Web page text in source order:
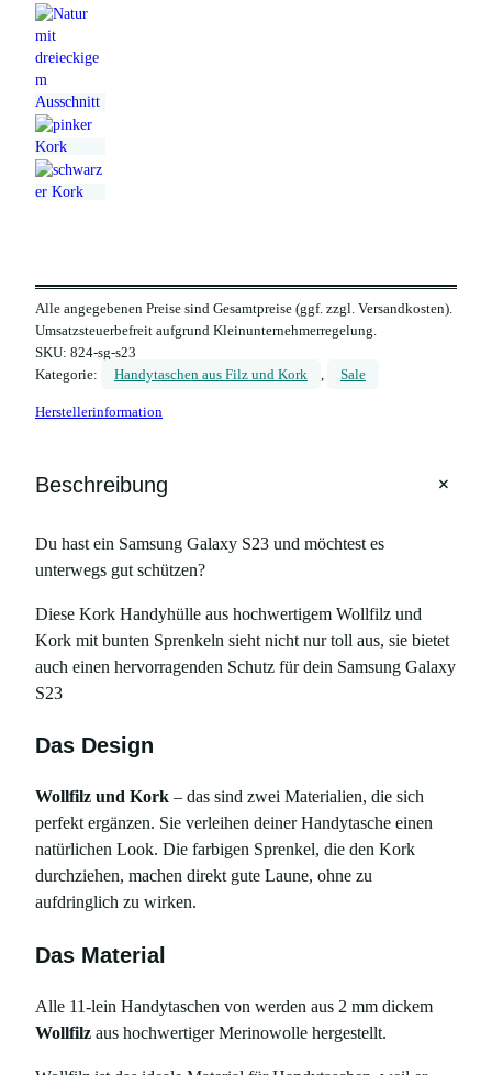
Alle angegebenen Preise sind Gesamtpreise (ggf. zzgl. Versandkosten).
Umsatzsteuerbefreit aufgrund Kleinunternehmerregelung.
SKU: 824-sg-s23
Kategorie:
Handytaschen aus Filz und Kork , Sale
Herstellerinformation
Beschreibung +
Du hast ein Samsung Galaxy S23 und möchtest es
unterwegs gut schützen?
Diese Kork Handyhülle aus hochwertigem Wollfilz und
Kork mit bunten Sprenkeln sieht nicht nur toll aus, sie bietet
auch einen hervorragenden Schutz für dein Samsung Galaxy
S23
Das Design
Wollfilz und Kork – das sind zwei Materialien, die sich
perfekt ergänzen. Sie verleihen deiner Handytasche einen
natürlichen Look. Die farbigen Sprenkel, die den Kork
durchziehen, machen direkt gute Laune, ohne zu
aufdringlich zu wirken.
Das Material
Alle 11-lein Handytaschen von werden aus 2 mm dickem
Wollfilz aus hochwertiger Merinowolle hergestellt.